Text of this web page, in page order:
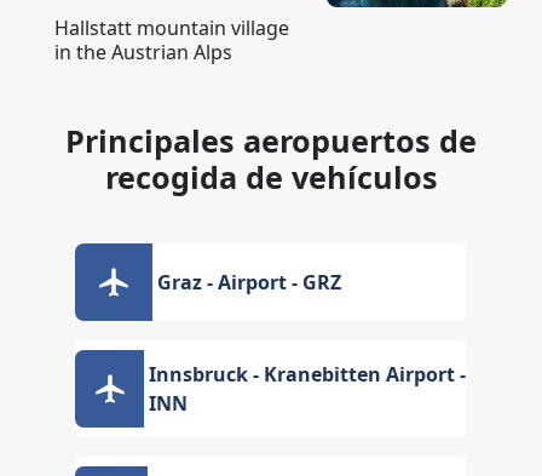
Hallstatt mountain village
in the Austrian Alps
Principales aeropuertos de
recogida de vehículos
Graz - Airport - GRZ
Innsbruck - Kranebitten Airport -
INN